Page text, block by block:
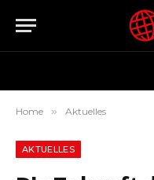
Home » Aktuelles
AKTUELLES